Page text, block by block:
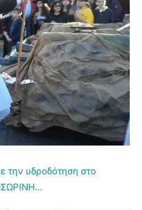
την υδροδότηση στο